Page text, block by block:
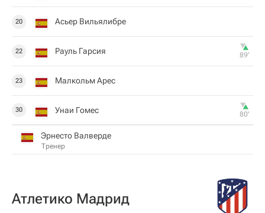
20 Асьер Вильялибре
22 Рауль Гарсия 89‎’‎
23 Малкольм Арес
30 Унаи Гомес 80‎’‎
Эрнесто Валверде
Тренер
Атлетико Мадрид